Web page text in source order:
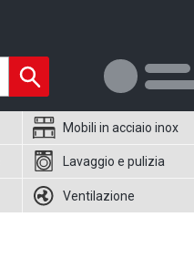
Mobili in acciaio inox
Lavaggio e pulizia
Ventilazione